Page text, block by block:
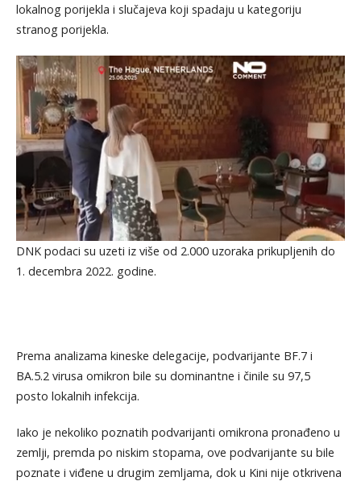
lokalnog porijekla i slučajeva koji spadaju u kategoriju
stranog porijekla.
DNK podaci su uzeti iz više od 2.000 uzoraka prikupljenih do
1. decembra 2022. godine.
Prema analizama kineske delegacije, podvarijante BF.7 i
BA.5.2 virusa omikron bile su dominantne i činile su 97,5
posto lokalnih infekcija.
Iako je nekoliko poznatih podvarijanti omikrona pronađeno u
zemlji, premda po niskim stopama, ove podvarijante su bile
poznate i viđene u drugim zemljama, dok u Kini nije otkrivena